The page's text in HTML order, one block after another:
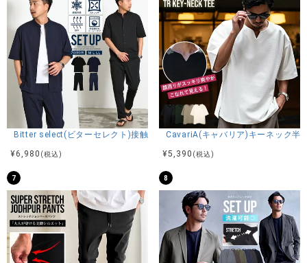
Bitter select(ビターセレクト)接触冷感スーパーストレッチバンドカラー
¥6,980 (税込)
CavariA(キャバリア)キーネック半
¥5,390 (税込)
7 8